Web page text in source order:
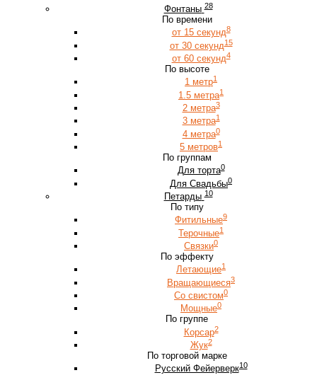
Фонтаны 28
По времени
от 15 секунд8
от 30 секунд15
от 60 секунд4
По высоте
1 метр1
1.5 метра1
2 метра3
3 метра1
4 метра0
5 метров1
По группам
Для торта0
Для Свадьбы0
Петарды 10
По типу
Фитильные9
Терочные1
Связки0
По эффекту
Летающие1
Вращающиеся3
Со свистом0
Мощные0
По группе
Корсар2
Жук2
По торговой марке
Русский Фейерверк10